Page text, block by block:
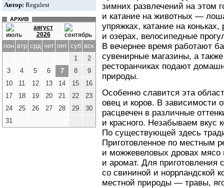
Автор: Regulest
АРХИВ
август
2026
пон втр срд чет пят суб вск
1
2
3
4 5 6 7 8
9
10
11 12 13 14 15
16
17
18 19 20 21 22
23
24
25 26 27 28 29
30
31
зимних развлечений на этом
и катание на животных —
упряжках, катание на
и озерах, велосипедные
В вечернее время работают
сувенирные магазины, а
ресторанчиках подают
природы.
Особенно славится эта
овец и коров. В зависимости
расцвечен в различные
и красного. Незабываем вкус
По существующей здесь
Приготовленное по местным
и можжевеловых дровах мясо
и аромат. Для приготовления
со свининой и норрландской
местной природы — травы,